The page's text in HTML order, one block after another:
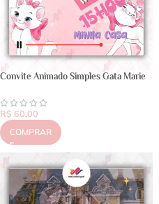
Convite Animado Simples Gata Marie
R$ 60,00
COMPRAR